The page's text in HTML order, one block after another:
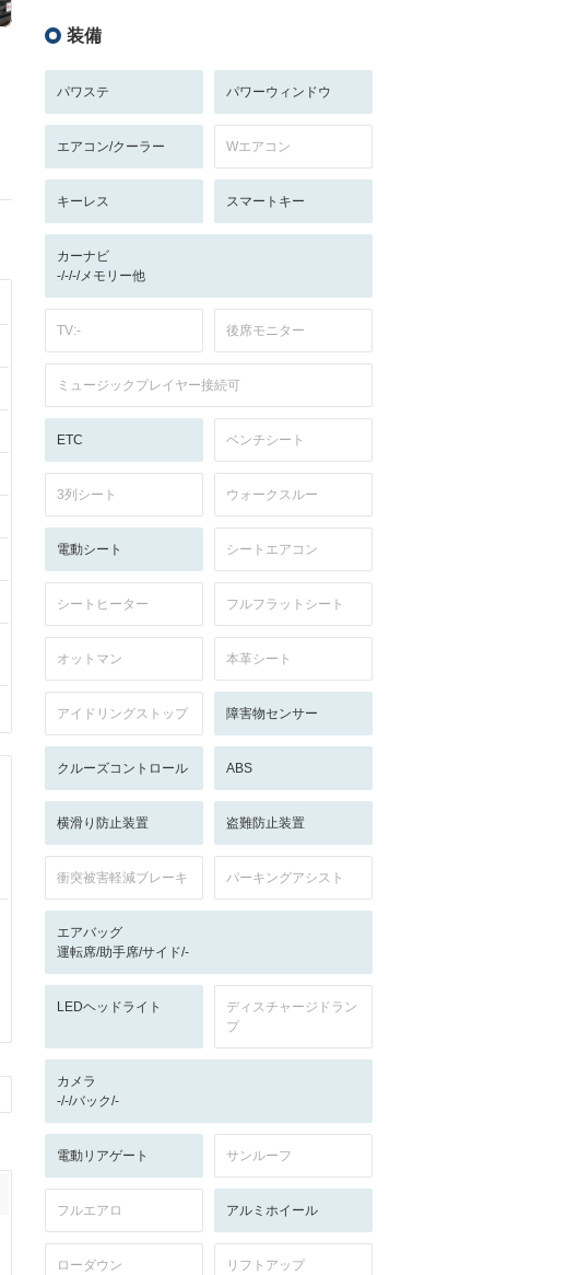
装備
パワステ パワーウィンドウ
エアコン/クーラー Wエアコン
キーレス スマートキー
カーナビ
-/-/-/メモリー他
TV:- 後席モニター
ミュージックプレイヤー接続可
ETC ベンチシート
3列シート ウォークスルー
電動シート シートエアコン
シートヒーター フルフラットシート
オットマン 本革シート
アイドリングストップ 障害物センサー
クルーズコントロール ABS
横滑り防止装置 盗難防止装置
衝突被害軽減ブレーキ パーキングアシスト
エアバッグ
運転席/助手席/サイド/-
LEDヘッドライト
ディスチャージドラン
プ
カメラ
-/-/バック/-
電動リアゲート サンルーフ
フルエアロ アルミホイール
ローダウン リフトアップ